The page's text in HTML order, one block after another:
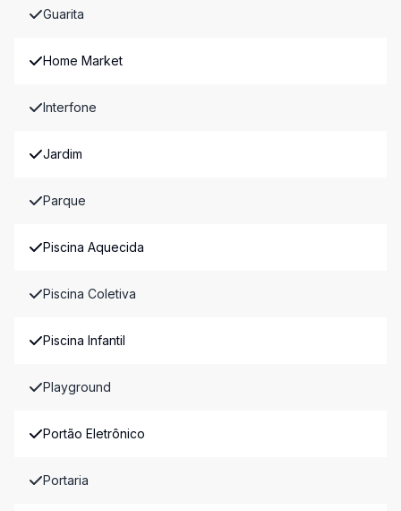
Guarita
Home Market
Interfone
Jardim
Parque
Piscina Aquecida
Piscina Coletiva
Piscina Infantil
Playground
Portão Eletrônico
Portaria